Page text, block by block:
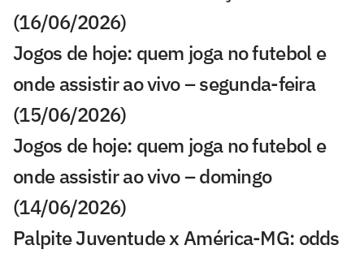
(16/06/2026)
Jogos de hoje: quem joga no futebol e
onde assistir ao vivo – segunda-feira
(15/06/2026)
Jogos de hoje: quem joga no futebol e
onde assistir ao vivo – domingo
(14/06/2026)
Palpite Juventude x América-MG: odds